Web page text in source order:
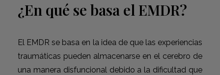
¿En qué se basa el EMDR?
El EMDR se basa en la idea de que las experiencias
traumáticas pueden almacenarse en el cerebro de
una manera disfuncional debido a la dificultad que